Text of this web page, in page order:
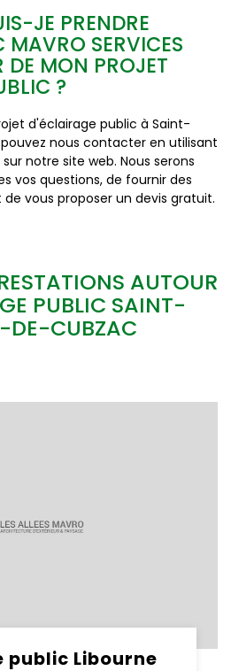
JE PRENDRE
SERVICES
DE MON PROJET
?
d'éclairage public à Saint-
nous contacter en utilisant
notre site web. Nous serons
vos questions, de fournir des
vous proposer un devis gratuit.
AUTOUR
PUBLIC SAINT-
DE-CUBZAC
Libourne